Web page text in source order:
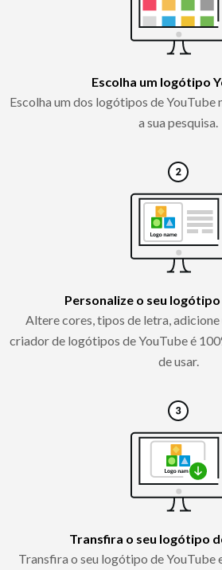
Escolha um logótipo
Escolha um dos logótipos de YouTube
a sua pesquisa.
Personalize o seu logótipo
Altere cores, tipos de letra, adicione
criador de logótipos de YouTube é
de usar.
Transfira o seu logótipo
Transfira o seu logótipo de YouTube